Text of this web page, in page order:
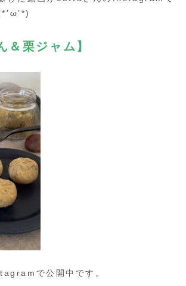
＆栗ジャム】
で公開中です。